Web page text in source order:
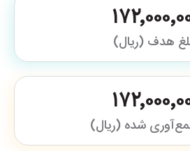
هدف (ریال)
شده (ریال)